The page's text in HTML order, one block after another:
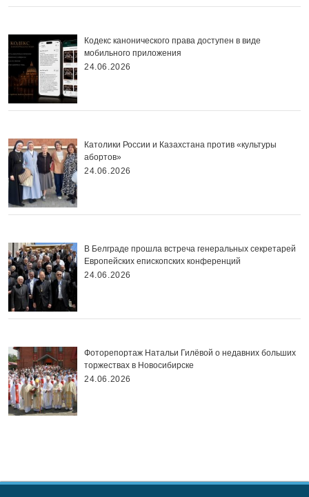
Кодекс канонического права доступен в виде
мобильного приложения
24.06.2026
Католики России и Казахстана против «культуры
абортов»
24.06.2026
В Белграде прошла встреча генеральных секретарей
Европейских епископских конференций
24.06.2026
Фоторепортаж Натальи Гилёвой о недавних больших
торжествах в Новосибирске
24.06.2026